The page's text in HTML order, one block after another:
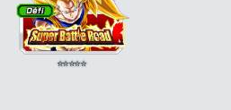
⭐⭐⭐⭐⭐